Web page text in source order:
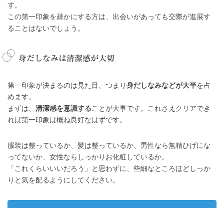
す。
この第一印象を疎かにする方は、出会いがあっても交際が進展す
ることはないでしょう。
身だしなみは清潔感が大切
第一印象が決まるのは見た目、つまり身だしなみなどが大半を占
めます。
まずは、 清潔感を意識することが大事です。これさえクリアでき
れば第一印象は概ね良好なはずです。
服装は整っているか、髪は整っているか、男性なら無精ひげにな
ってないか、女性ならしっかりお化粧しているか。
「これくらいいいだろう」と思わずに、些細なところほどしっか
りと気を配るようにしてください。